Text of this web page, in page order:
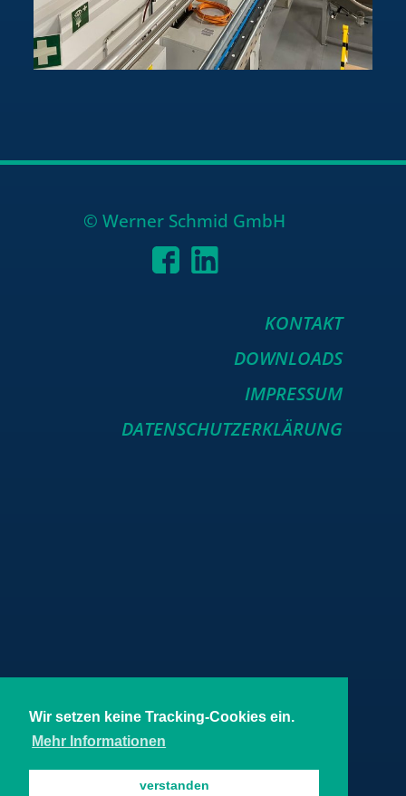
Wir setzen keine Tracking-Cookies ein.
Mehr Informationen
verstanden
© Wer­ner Schmid GmbH
KONTAKT
DOWNLOADS
IMPRESSUM
DATENSCHUTZERKLÄRUNG